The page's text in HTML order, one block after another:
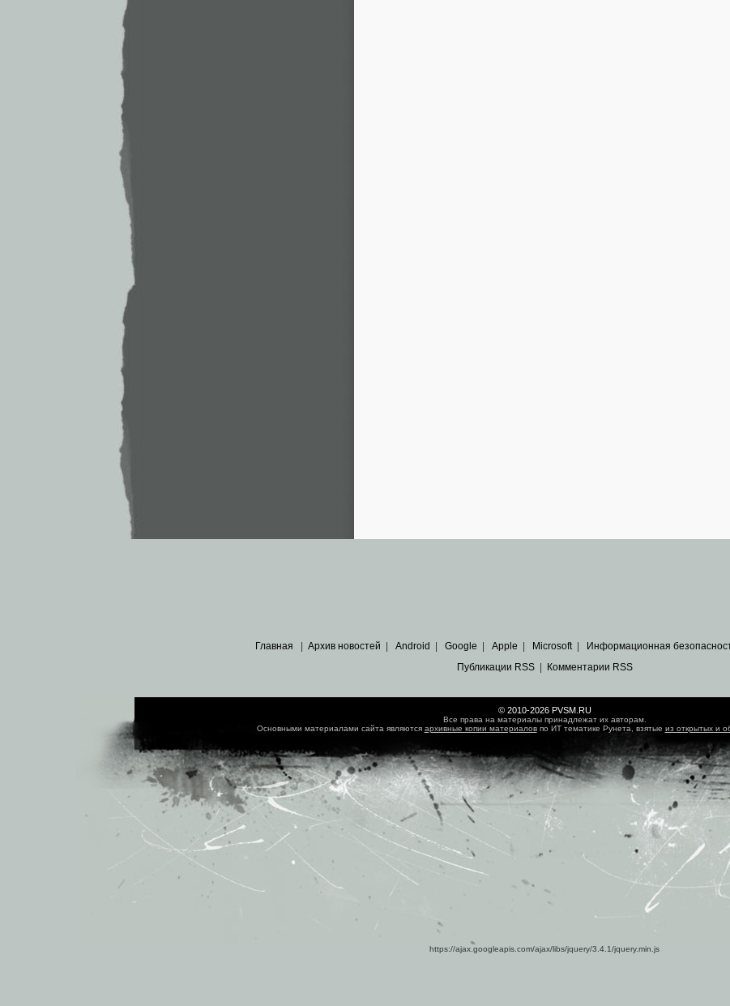
Главная Архив новостей Android Google Apple Microsoft| Информационная
Публикации RSS| Комментарии RSS
© 2010-2026 PVSM.RU
Все права на материалы принадлежат их авторам.
Основными материалами сайта являются архивные копии материаловпо ИТ тематике Рунета, взятые из открытых и
https://ajax.googleapis.com/ajax/libs/jquery/3.4.1/jquery.min.js